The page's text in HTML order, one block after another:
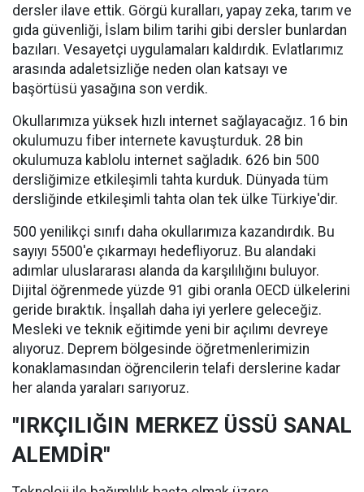
dersler ilave ettik. Görgü kuralları, yapay zeka, tarım ve
gıda güvenliği, İslam bilim tarihi gibi dersler bunlardan
bazıları. Vesayetçi uygulamaları kaldırdık. Evlatlarımız
arasında adaletsizliğe neden olan katsayı ve
başörtüsü yasağına son verdik.
Okullarımıza yüksek hızlı internet sağlayacağız. 16 bin
okulumuzu fiber internete kavuşturduk. 28 bin
okulumuza kablolu internet sağladık. 626 bin 500
dersliğimize etkileşimli tahta kurduk. Dünyada tüm
dersliğinde etkileşimli tahta olan tek ülke Türkiye'dir.
500 yenilikçi sınıfı daha okullarımıza kazandırdık. Bu
sayıyı 5500'e çıkarmayı hedefliyoruz. Bu alandaki
adımlar uluslararası alanda da karşılılığını buluyor.
Dijital öğrenmede yüzde 91 gibi oranla OECD ülkelerini
geride bıraktık. İnşallah daha iyi yerlere geleceğiz.
Mesleki ve teknik eğitimde yeni bir açılımı devreye
alıyoruz. Deprem bölgesinde öğretmenlerimizin
konaklamasından öğrencilerin telafi derslerine kadar
her alanda yaraları sarıyoruz.
"IRKÇILIĞIN MERKEZ ÜSSÜ SANAL
ALEMDİR"